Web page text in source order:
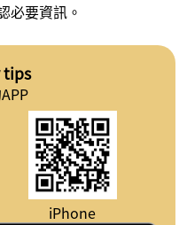
必要資訊。
tips
iPhone